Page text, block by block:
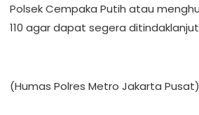
Polsek Cempaka Putih atau
110 agar dapat segera
(Humas Polres Metro Jakarta Pusat)